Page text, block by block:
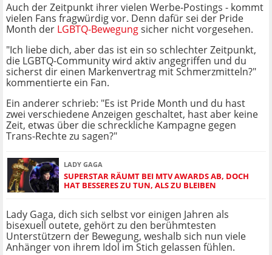
Auch der Zeitpunkt ihrer vielen Werbe-Postings - kommt
vielen Fans fragwürdig vor. Denn dafür sei der Pride
Month der LGBTQ-Bewegungsicher nicht vorgesehen.
"Ich liebe dich, aber das ist ein so schlechter Zeitpunkt,
die LGBTQ-Community wird aktiv angegriffen und du
sicherst dir einen Markenvertrag mit Schmerzmitteln?"
kommentierte ein Fan.
Ein anderer schrieb: "Es ist Pride Month und du hast
zwei verschiedene Anzeigen geschaltet, hast aber keine
Zeit, etwas über die schreckliche Kampagne gegen
Trans-Rechte zu sagen?"
LADY GAGA
SUPERSTAR RÄUMT BEI MTV AWARDS AB, DOCH
HAT BESSERES ZU TUN, ALS ZU BLEIBEN
Lady Gaga, dich sich selbst vor einigen Jahren als
bisexuell outete, gehört zu den berühmtesten
Unterstützern der Bewegung, weshalb sich nun viele
Anhänger von ihrem Idol im Stich gelassen fühlen.